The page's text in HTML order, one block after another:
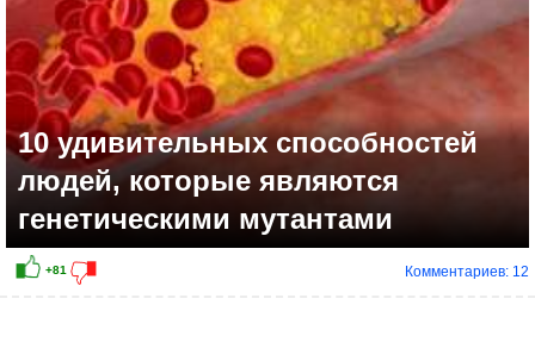
10 удивительных способностей
людей, которые являются
генетическими мутантами
Комментариев: 12